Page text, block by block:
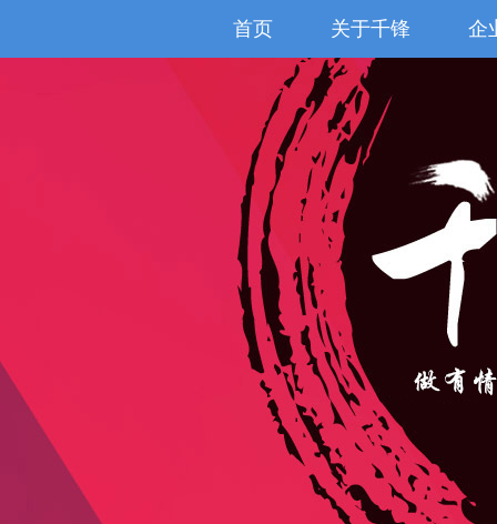
首页 关于千锋 企